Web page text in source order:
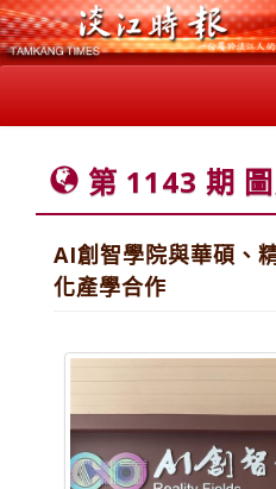
第 1143 期
AI創智學院與華碩、
化產學合作